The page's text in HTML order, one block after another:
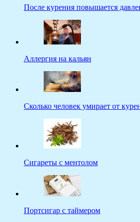
После курения повышается
Аллергия на кальян
Сколько человек умирает от
Сигареты с ментолом
Портсигар с таймером